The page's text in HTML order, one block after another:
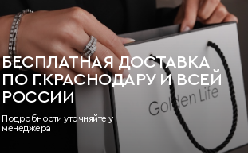
БЕСПЛАТНАЯ ДОСТАВКА
ПО Г.КРАСНОДАРУ И ВСЕЙ
РОССИИ
Подробности уточняйте у
менеджера